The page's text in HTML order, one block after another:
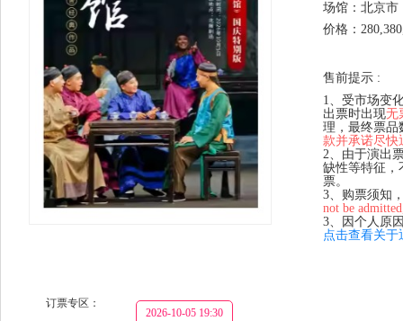
场馆：北京市
价格：
售前提示 :
1、受市场变
出票时出现无
理，最终票品
款并承诺尽快
2、由于演出
缺性等特征，
票。
3、购票须知
not be
3、因个人原
点击查看关于
订票专区：
2026-10-05 19:30